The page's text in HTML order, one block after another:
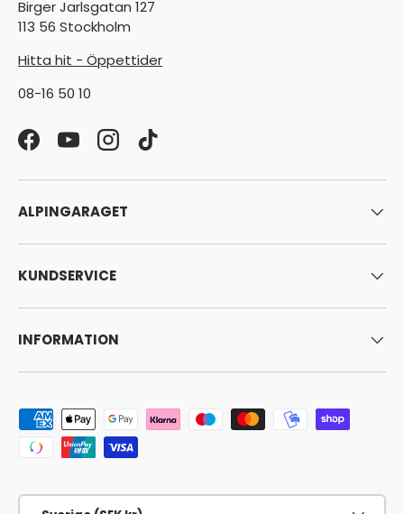
Birger Jarlsgatan 127
113 56 Stockholm
Hitta hit - Öppettider
08-16 50 10
FacebookYouTubeInstagram
TikTok
ALPINGARAGET
KUNDSERVICE
INFORMATION
Godkända betalningsmetoder
Land/Region